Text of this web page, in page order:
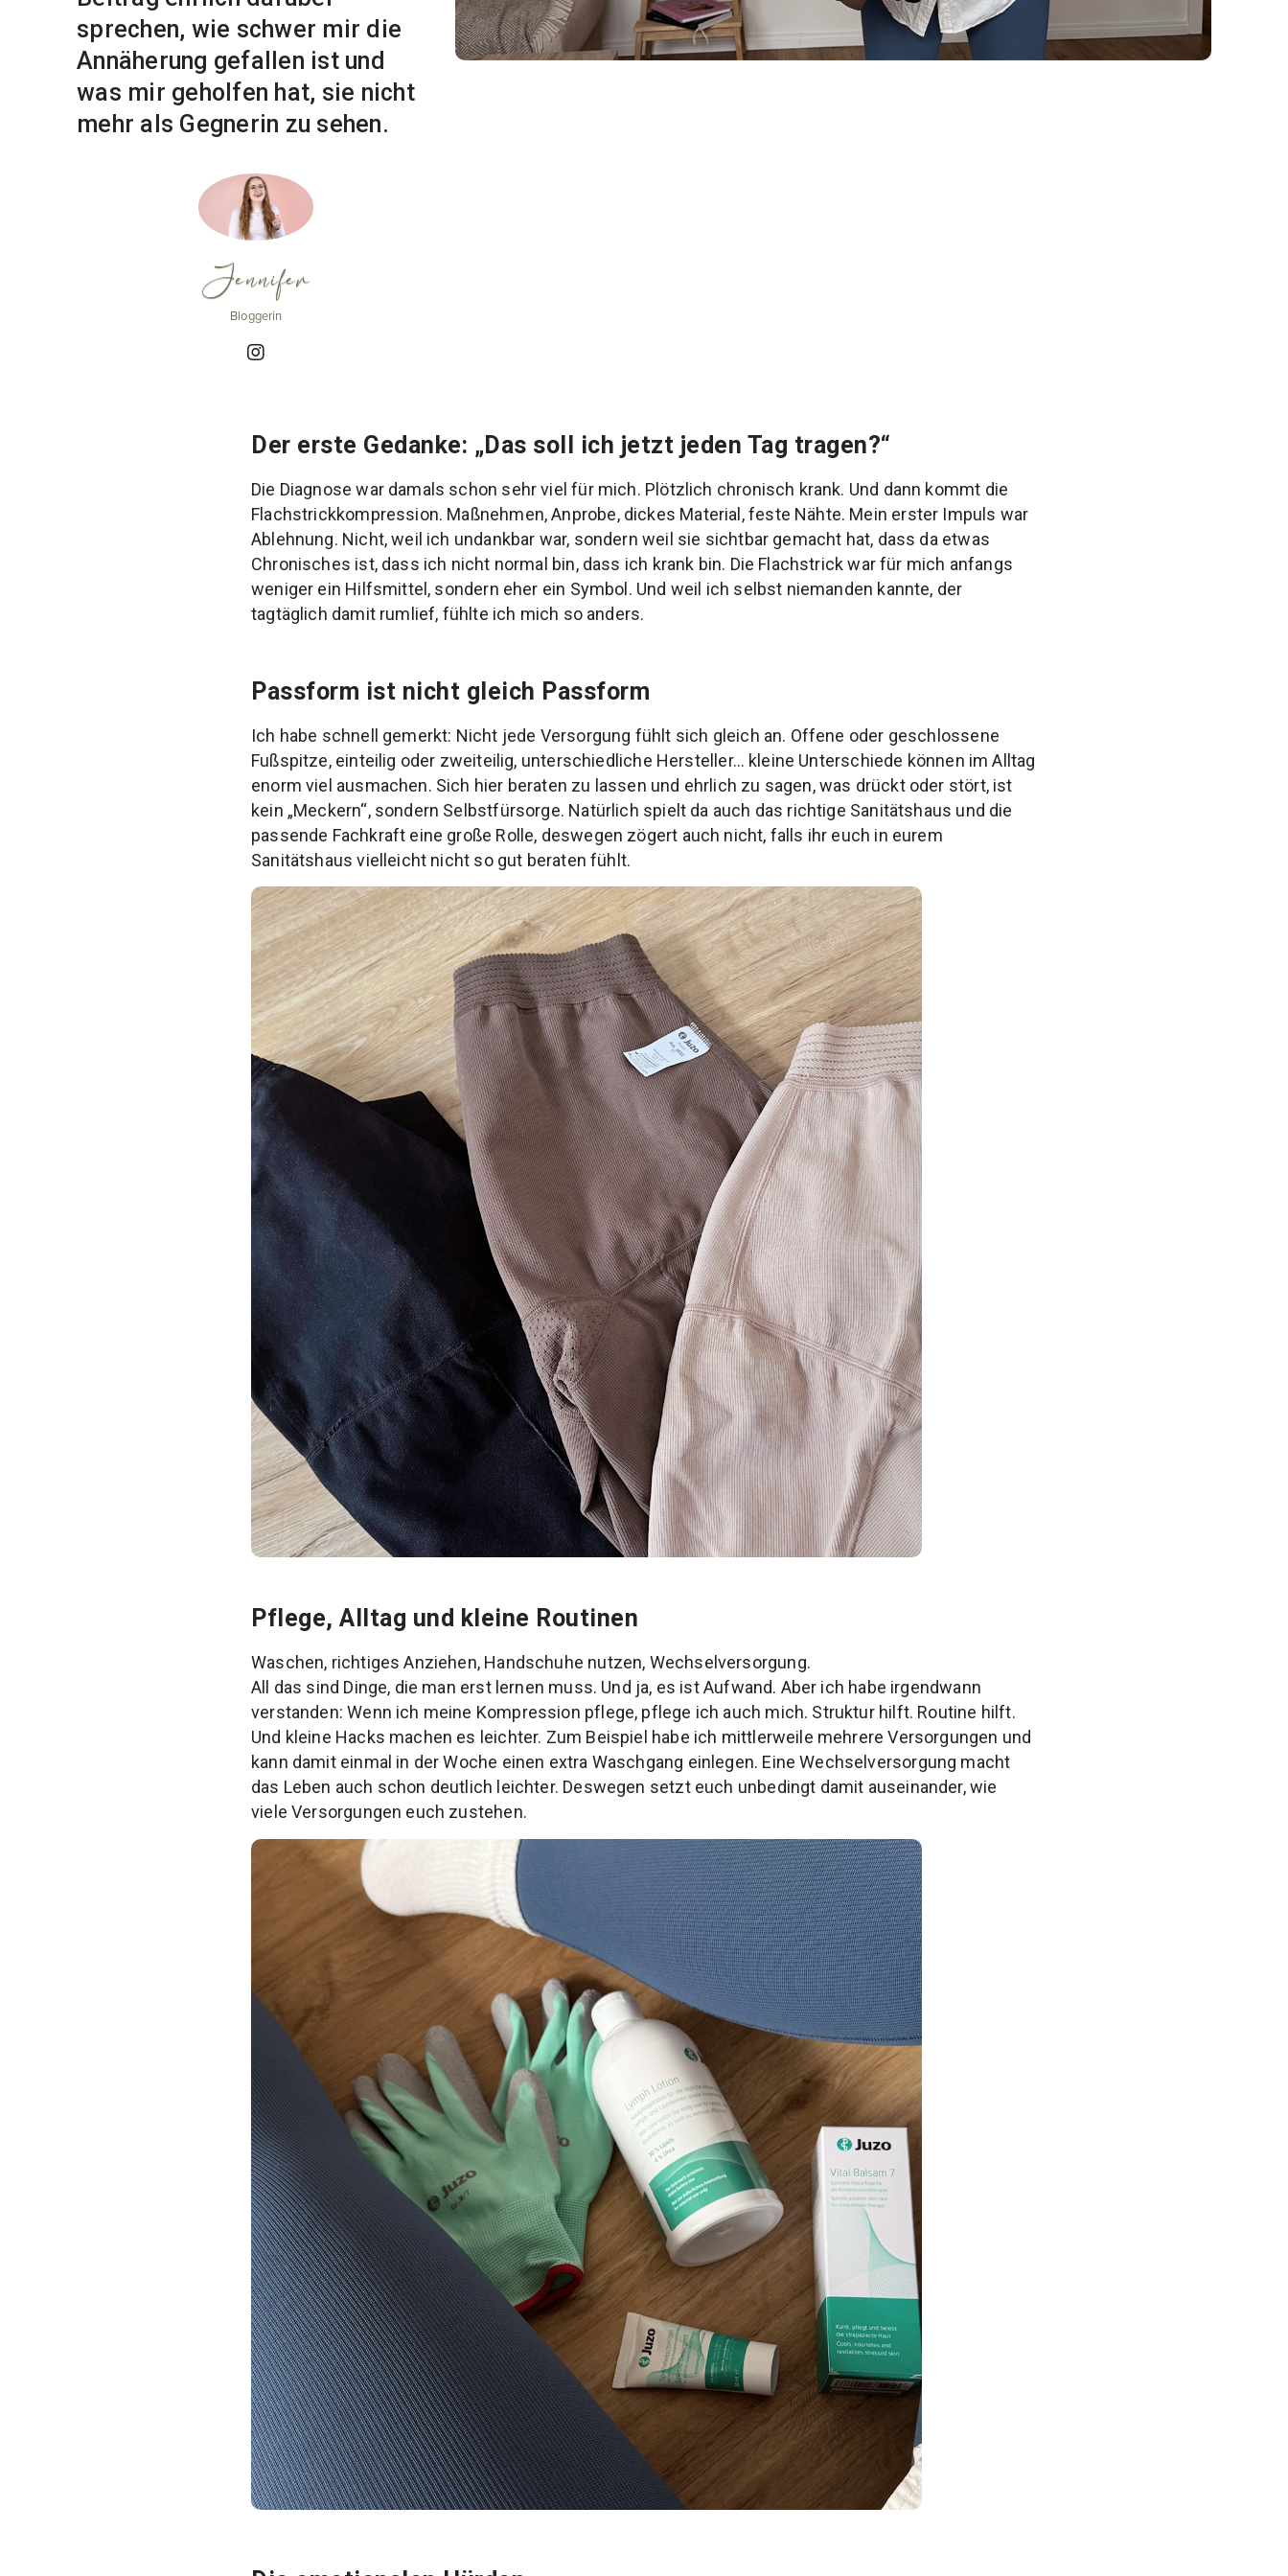
sprechen, wie schwer mir die
Annäherung gefallen ist und
was mir geholfen hat, sie nicht
mehr als Gegnerin zu sehen.
Jennifer
Bloggerin
Der erste Gedanke: „Das soll ich jetzt jeden Tag tragen?“
Die Diagnose war damals schon sehr viel für mich. Plötzlich chronisch krank. Und dann kommt die
Flachstrickkompression. Maßnehmen, Anprobe, dickes Material, feste Nähte. Mein erster Impuls war
Ablehnung. Nicht, weil ich undankbar war, sondern weil sie sichtbar gemacht hat, dass da etwas
Chronisches ist, dass ich nicht normal bin, dass ich krank bin. Die Flachstrick war für mich anfangs
weniger ein Hilfsmittel, sondern eher ein Symbol. Und weil ich selbst niemanden kannte, der
tagtäglich damit rumlief, fühlte ich mich so anders.
Passform ist nicht gleich Passform
Ich habe schnell gemerkt: Nicht jede Versorgung fühlt sich gleich an. Offene oder geschlossene
Fußspitze, einteilig oder zweiteilig, unterschiedliche Hersteller… kleine Unterschiede können im Alltag
enorm viel ausmachen. Sich hier beraten zu lassen und ehrlich zu sagen, was drückt oder stört, ist
kein „Meckern“, sondern Selbstfürsorge. Natürlich spielt da auch das richtige Sanitätshaus und die
passende Fachkraft eine große Rolle, deswegen zögert auch nicht, falls ihr euch in eurem
Sanitätshaus vielleicht nicht so gut beraten fühlt.
Pflege, Alltag und kleine Routinen
Waschen, richtiges Anziehen, Handschuhe nutzen, Wechselversorgung.
All das sind Dinge, die man erst lernen muss. Und ja, es ist Aufwand. Aber ich habe irgendwann
verstanden: Wenn ich meine Kompression pflege, pflege ich auch mich. Struktur hilft. Routine hilft.
Und kleine Hacks machen es leichter. Zum Beispiel habe ich mittlerweile mehrere Versorgungen und
kann damit einmal in der Woche einen extra Waschgang einlegen. Eine Wechselversorgung macht
das Leben auch schon deutlich leichter. Deswegen setzt euch unbedingt damit auseinander, wie
viele Versorgungen euch zustehen.